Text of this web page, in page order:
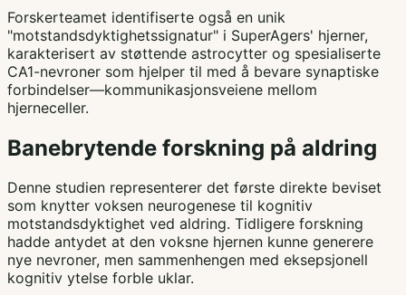
Forskerteamet identifiserte også en unik
"motstandsdyktighetssignatur" i SuperAgers' hjerner,
karakterisert av støttende astrocytter og spesialiserte
CA1-nevroner som hjelper til med å bevare synaptiske
forbindelser—kommunikasjonsveiene mellom
hjerneceller.
Banebrytende forskning på aldring
Denne studien representerer det første direkte beviset
som knytter voksen neurogenese til kognitiv
motstandsdyktighet ved aldring. Tidligere forskning
hadde antydet at den voksne hjernen kunne generere
nye nevroner, men sammenhengen med eksepsjonell
kognitiv ytelse forble uklar.